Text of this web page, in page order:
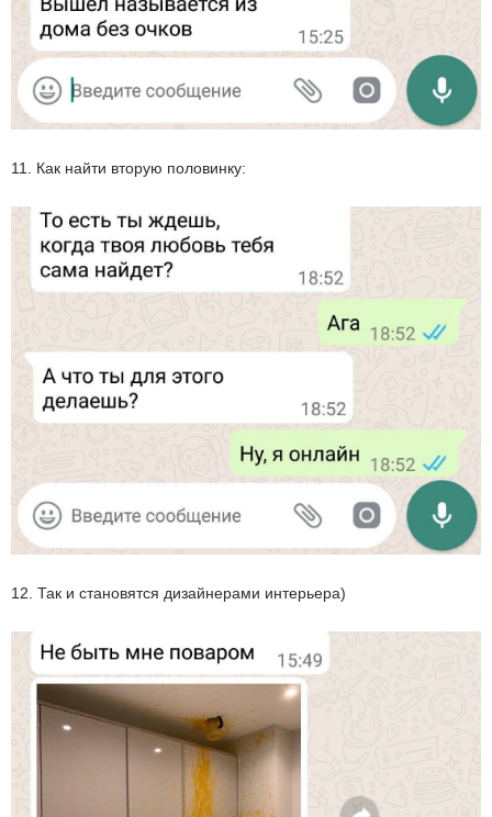
11. Как найти вторую половинку:
12. Так и становятся дизайнерами интерьера)